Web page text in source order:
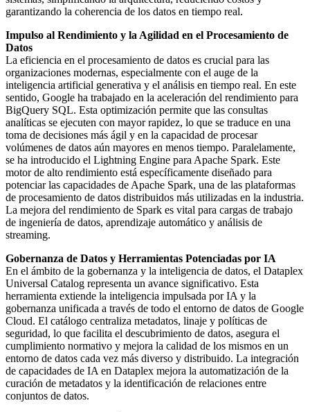
garantizando la coherencia de los datos en tiempo real.
Impulso al Rendimiento y la Agilidad en el Procesamiento de
Datos
La eficiencia en el procesamiento de datos es crucial para las
organizaciones modernas, especialmente con el auge de la
inteligencia artificial generativa y el análisis en tiempo real. En este
sentido, Google ha trabajado en la aceleración del rendimiento para
BigQuery SQL. Esta optimización permite que las consultas
analíticas se ejecuten con mayor rapidez, lo que se traduce en una
toma de decisiones más ágil y en la capacidad de procesar
volúmenes de datos aún mayores en menos tiempo. Paralelamente,
se ha introducido el Lightning Engine para Apache Spark. Este
motor de alto rendimiento está específicamente diseñado para
potenciar las capacidades de Apache Spark, una de las plataformas
de procesamiento de datos distribuidos más utilizadas en la industria.
La mejora del rendimiento de Spark es vital para cargas de trabajo
de ingeniería de datos, aprendizaje automático y análisis de
streaming.
Gobernanza de Datos y Herramientas Potenciadas por IA
En el ámbito de la gobernanza y la inteligencia de datos, el Dataplex
Universal Catalog representa un avance significativo. Esta
herramienta extiende la inteligencia impulsada por IA y la
gobernanza unificada a través de todo el entorno de datos de Google
Cloud. El catálogo centraliza metadatos, linaje y políticas de
seguridad, lo que facilita el descubrimiento de datos, asegura el
cumplimiento normativo y mejora la calidad de los mismos en un
entorno de datos cada vez más diverso y distribuido. La integración
de capacidades de IA en Dataplex mejora la automatización de la
curación de metadatos y la identificación de relaciones entre
conjuntos de datos.